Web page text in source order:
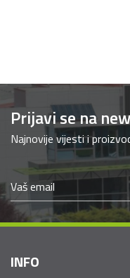
Prijavi se na
Najnovije vijesti i
INFO